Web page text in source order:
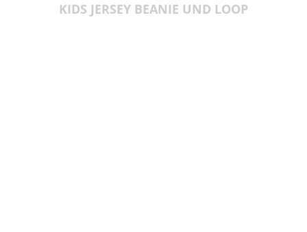
KIDS JERSEY BEANIE UND LOOP